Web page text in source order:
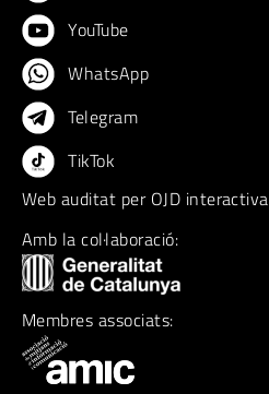
YouTube
WhatsApp
Telegram
TikTok
Web auditat per OJD interactiva
Amb la col·laboració:
Membres associats: